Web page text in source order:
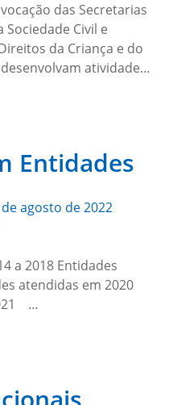
das Secretarias
Sociedade Civil e
da Criança e do
atividade…
Entidades
agosto de 2022
a 2018 Entidades
atendidas em 2020
…